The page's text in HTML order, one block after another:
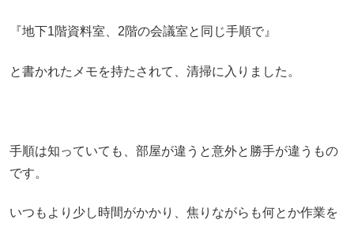
『地下1階資料室、2階の会議室と同じ手順で』
と書かれたメモを持たされて、清掃に入りました。
手順は知っていても、部屋が違うと意外と勝手が違うもの
です。
いつもより少し時間がかかり、焦りながらも何とか作業を